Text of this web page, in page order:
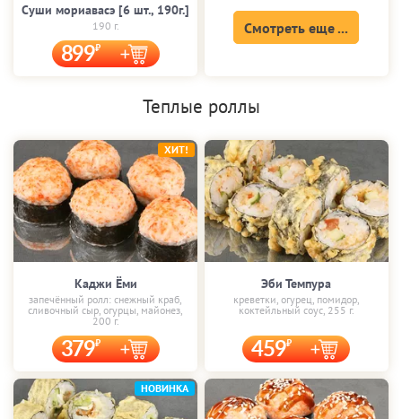
Суши мориавасэ [6 шт., 190г.]
190 г.
899
Смотреть еще ...
Теплые роллы
Каджи Ёми
запечённый ролл: снежный краб,
сливочный сыр, огурцы, майонез,
200 г.
379
ХИТ!
Эби Темпура
креветки, огурец, помидор,
коктейльный соус, 255 г.
459
НОВИНКА